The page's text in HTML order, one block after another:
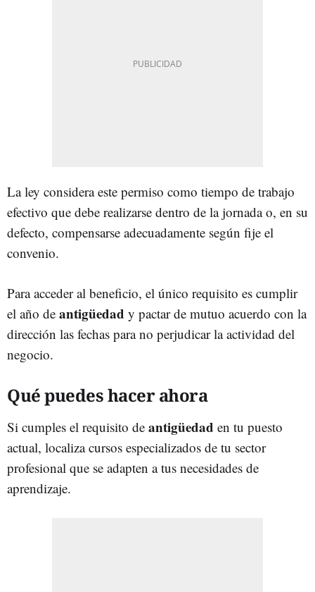
La ley considera este permiso como tiempo de trabajo
efectivo que debe realizarse dentro de la jornada o, en su
defecto, compensarse adecuadamente según fije el
convenio.
Para acceder al beneficio, el único requisito es cumplir
el año de antigüedad y pactar de mutuo acuerdo con la
dirección las fechas para no perjudicar la actividad del
negocio.
Qué puedes hacer ahora
Si cumples el requisito de antigüedad en tu puesto
actual, localiza cursos especializados de tu sector
profesional que se adapten a tus necesidades de
aprendizaje.